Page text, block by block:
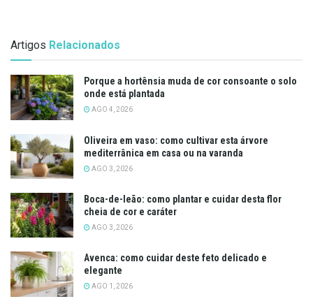
Artigos Relacionados
Porque a hortênsia muda de cor consoante o solo
onde está plantada
AGO 4, 2026
Oliveira em vaso: como cultivar esta árvore
mediterrânica em casa ou na varanda
AGO 3, 2026
Boca-de-leão: como plantar e cuidar desta flor
cheia de cor e caráter
AGO 3, 2026
Avenca: como cuidar deste feto delicado e
elegante
AGO 1, 2026